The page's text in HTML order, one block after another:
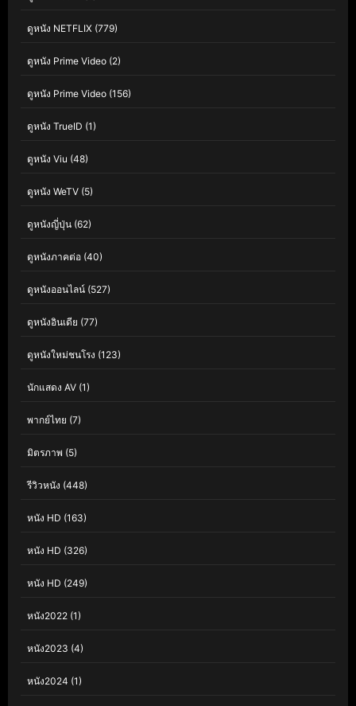
ดูหนัง NETFLIX (779)
ดูหนัง Prime Video (2)
ดูหนัง Prime Video (156)
ดูหนัง TrueID (1)
ดูหนัง Viu (48)
ดูหนัง WeTV (5)
ดูหนังญี่ปุ่น (62)
ดูหนังภาคต่อ (40)
ดูหนังออนไลน์ (527)
ดูหนังอินเดีย (77)
ดูหนังใหม่ชนโรง (123)
นักแสดง AV (1)
พากย์ไทย (7)
มิตรภาพ (5)
รีวิวหนัง (448)
หนัง HD (163)
หนัง HD (326)
หนัง HD (249)
หนัง2022 (1)
หนัง2023 (4)
หนัง2024 (1)